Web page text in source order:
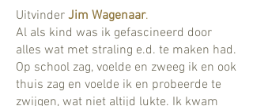
Uitvinder Jim Wagenaar.
Al als kind was ik gefascineerd door
alles wat met straling e.d. te maken had.
Op school zag, voelde en zweeg ik en ook
thuis zag en voelde ik en probeerde te
zwijgen, wat niet altijd lukte. Ik kwam